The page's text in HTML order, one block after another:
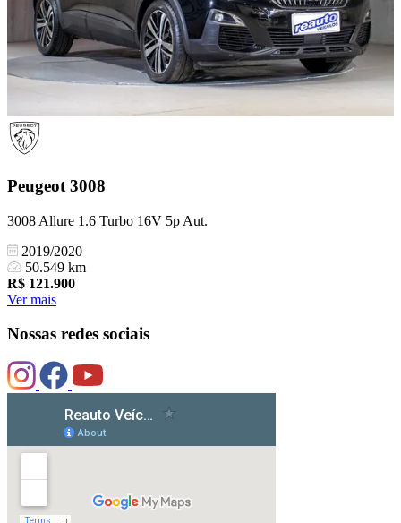
Peugeot 3008
3008 Allure 1.6 Turbo 16V 5p Aut.
2019/2020
50.549 km
R$ 121.900
Ver mais
Nossas redes sociais